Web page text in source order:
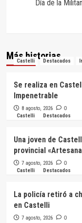
Día de la
Más historias
Castelli Destacados
Se realiza en
Impenetrable
8 agosto, 2026 0
Castelli Destacados
Una joven de
provincial
7 agosto, 2026 0
Castelli Destacados
La policía retiró a
en Castelli
7 agosto, 2026 0